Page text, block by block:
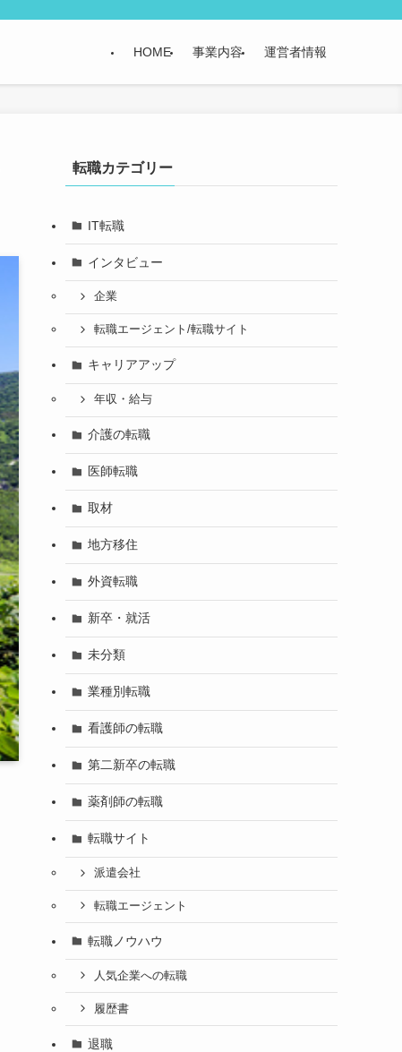
HOME 事業内容 運営者情報
転職カテゴリー
IT転職
インタビュー
企業
転職エージェント/転職サイト
キャリアアップ
年収・給与
介護の転職
医師転職
取材
地方移住
外資転職
新卒・就活
未分類
業種別転職
看護師の転職
第二新卒の転職
薬剤師の転職
転職サイト
派遣会社
転職エージェント
転職ノウハウ
人気企業への転職
履歴書
退職